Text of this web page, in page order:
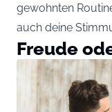
gewohnten
auch deine
Freude